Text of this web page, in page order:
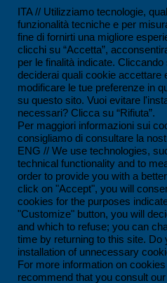
Certificazione ISO 45001:2018
Certificazione SCC*2011
Certificazione UNI/PDR 125:2022
Certificazione SOA
Rating di Legalità
CONTATTI
Ferrandina loc. Macchia (MT) -
+39 0835 55 30 01
contatti@impesservice.it
Scarica la nostra brochure (ITA)
Scarica la nostra brochure
ITA // Utilizziamo tecnologie,
funzionalità tecniche e per
fine di fornirti una migliore
clicchi su “Accetta”,
per le finalità indicate. Cliccando
deciderai quali cookie accettare
modificare le tue preferenze in
su questo sito. Vuoi evitare
necessari? Clicca su “Rifiuta”.
Per maggiori informazioni sui
consigliamo di consultare la
ENG // We use technologies,
technical functionality and to
order to provide you with a
click on "Accept", you will
cookies for the purposes
"Customize" button, you will
and which to refuse; you can
time by returning to this site. Do
installation of unnecessary
For more information on
recommend that you consult